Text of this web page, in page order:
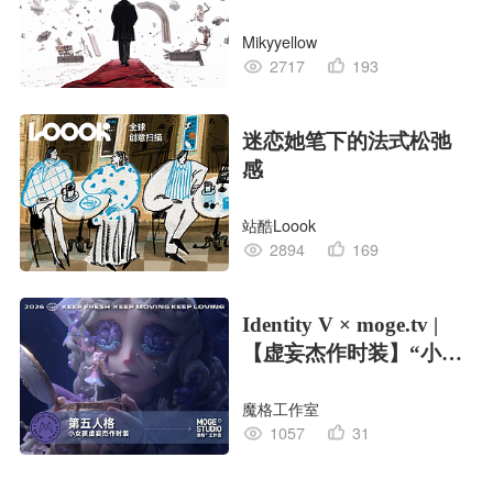
Mikyyellow
2717
193
迷恋她笔下的法式松弛
感
站酷Loook
2894
169
Identity V × moge.tv |
【虚妄杰作时装】“小女
魔格工作室
1057
31